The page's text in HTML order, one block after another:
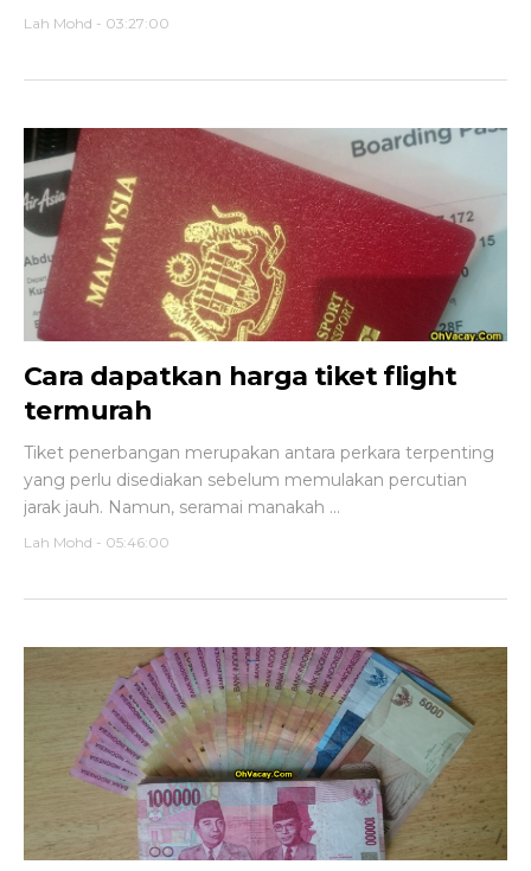
Lah Mohd - 03:27:00
Cara dapatkan harga tiket flight
termurah
Tiket penerbangan merupakan antara perkara terpenting
yang perlu disediakan sebelum memulakan percutian
jarak jauh. Namun, seramai manakah ...
Lah Mohd - 05:46:00